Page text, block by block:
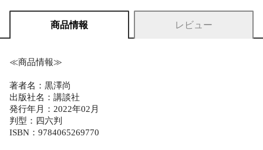
商品情報 レビュー
≪商品情報≫
著者名：黒澤尚
出版社名：講談社
発行年月：2022年02月
判型：四六判
ISBN：9784065269770